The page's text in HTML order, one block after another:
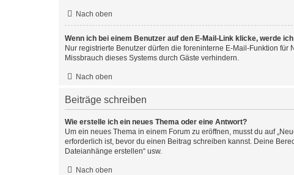
Nach oben
Wenn ich bei einem Benutzer auf den E-Mail-Link klicke, werde
Nur registrierte Benutzer dürfen die foreninterne E-Mail-Funktion
Missbrauch dieses Systems durch Gäste verhindern.
Nach oben
Beiträge schreiben
Wie erstelle ich ein neues Thema oder eine Antwort?
Um ein neues Thema in einem Forum zu eröffnen, musst du auf
erforderlich ist, bevor du einen Beitrag schreiben kannst. Deine
Dateianhänge erstellen“ usw.
Nach oben